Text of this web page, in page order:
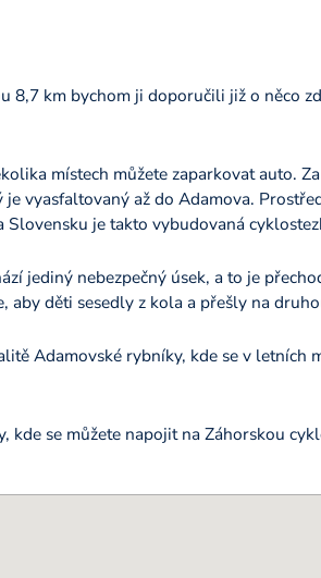
8,7 km bychom ji doporučili již o něco
místech můžete zaparkovat auto.
vyasfaltovaný až do Adamova.
je takto vybudovaná
jediný nebezpečný úsek, a to je
děti sesedly z kola a přešly na
Adamovské rybníky, kde se v letních
kde se můžete napojit na Záhorskou